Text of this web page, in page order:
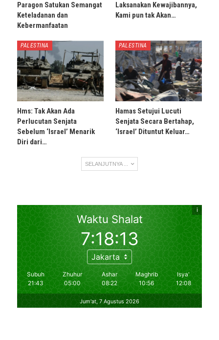
Paragon Satukan Semangat
Keteladanan dan
Kebermanfaatan
Laksanakan Kewajibannya,
Kami pun tak Akan…
PALESTINA
Hms: Tak Akan Ada
Perlucutan Senjata
Sebelum ‘Israel’ Menarik
Diri dari…
PALESTINA
Hamas Setujui Lucuti
Senjata Secara Bertahap,
‘Israel’ Dituntut Keluar…
SELANJUTNYA ...